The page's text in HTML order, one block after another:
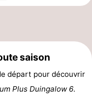
saison
départ pour découvrir
Plus Duingalow 6.